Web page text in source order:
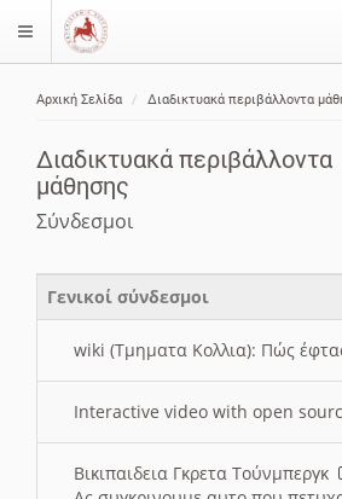
$langMenu
Αρχική Σελίδα Διαδικτυακά περιβάλλοντα
Διαδικτυακά περιβάλλοντα
μάθησης
Σύνδεσμοι
Γενικοί σύνδεσμοι
wiki (Τμηματα Κολλια): Πώς
Interactive video with open
Βικιπαιδεια Γκρετα Τούνμπεργκ